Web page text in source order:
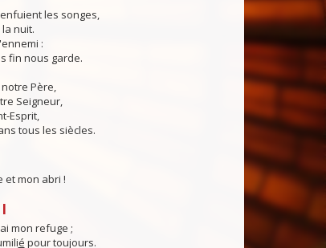
les songes,
nuit.
:
fin nous garde.
Père,
Seigneur,
Esprit,
tous les siècles.
et mon abri !
mon refuge ;
é pour toujours.